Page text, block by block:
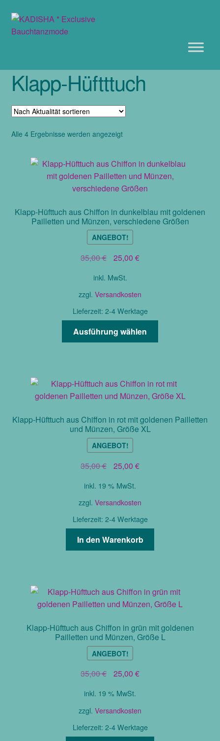
Zur
Navigation
Zum
Inhalt
Klapp-Hüftttuch
Alle 4 Ergebnisse werden angezeigtNach
Klapp-Hüfttuch aus Chiffon in dunkelblau mit goldenen
Pailletten und Münzen, verschiedene Größen
ANGEBOT!
35,00€
Ursprünglicher
war:
35,00 €
25,00 €Aktueller
25,00 €.
inkl. MwSt.
zzgl. Versandkosten
Lieferzeit: 2-4 Werktage
Ausführung wählen
auf.
Die
können
Klapp-Hüfttuch aus Chiffon in rot mit goldenen Pailletten
und Münzen, Größe XL
ANGEBOT!
35,00€
Ursprünglicher
war:
35,00 €
25,00 €Aktueller
25,00 €.
inkl. 19 % MwSt.
zzgl. Versandkosten
Lieferzeit: 2-4 Werktage
In den Warenkorb
Klapp-Hüfttuch aus Chiffon in grün mit goldenen
Pailletten und Münzen, Größe L
ANGEBOT!
35,00€
Ursprünglicher
war:
35,00 €
25,00 €Aktueller
25,00 €.
inkl. 19 % MwSt.
zzgl. Versandkosten
Lieferzeit: 2-4 Werktage